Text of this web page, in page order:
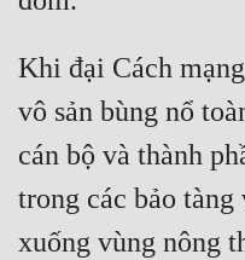
Khi đại Cách
vô sản bùng nổ
cán bộ và thành
trong các bảo
xuống vùng nông